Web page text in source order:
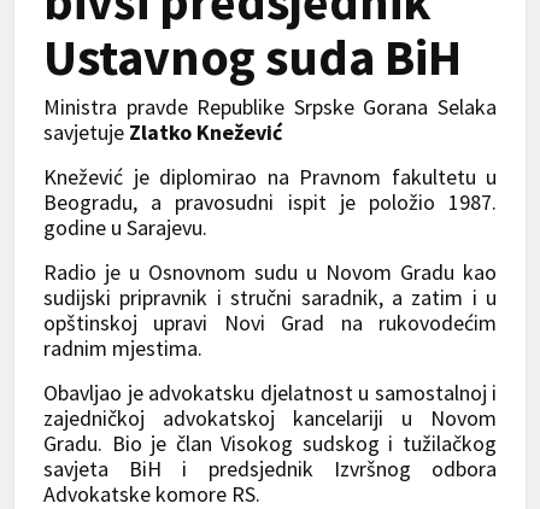
Ustavnog suda BiH
Ministra pravde Republike Srpske Gorana Selaka
savjetuje Zlatko Knežević
Knežević je diplomirao na Pravnom fakultetu u
Beogradu, a pravosudni ispit je položio 1987.
godine u Sarajevu.
Radio je u Osnovnom sudu u Novom Gradu kao
sudijski pripravnik i stručni saradnik, a zatim i u
opštinskoj upravi Novi Grad na rukovodećim
radnim mjestima.
Obavljao je advokatsku djelatnost u samostalnoj i
zajedničkoj advokatskoj kancelariji u Novom
Gradu. Bio je član Visokog sudskog i tužilačkog
savjeta BiH i predsjednik Izvršnog odbora
Advokatske komore RS.